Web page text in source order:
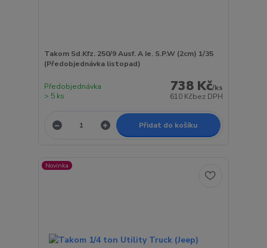
Takom Sd.Kfz. 250/9 Ausf. A Ie. S.P.W (2cm) 1/35
(Předobjednávka listopad)
738 Kč/ks
610 Kčbez DPH
Předobjednávka
> 5 ks
Přidat do košíku
Novinka